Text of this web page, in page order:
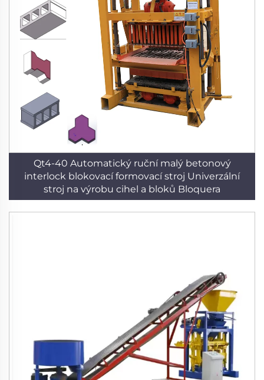
Qt4-40 Automatický ruční malý betonový
interlock blokovací formovací stroj Univerzální
stroj na výrobu cihel a bloků Bloquera